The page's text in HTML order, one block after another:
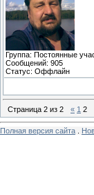
Группа: Постоянные
Сообщений: 905
Статус: Оффлайн
Страница 2 из 2 « 1 2
Полная версия сайта